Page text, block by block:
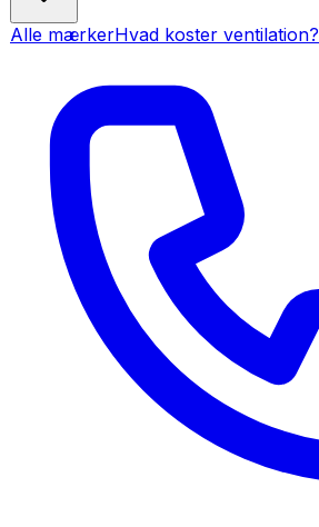
Alle mærkerHvad koster ventilation?